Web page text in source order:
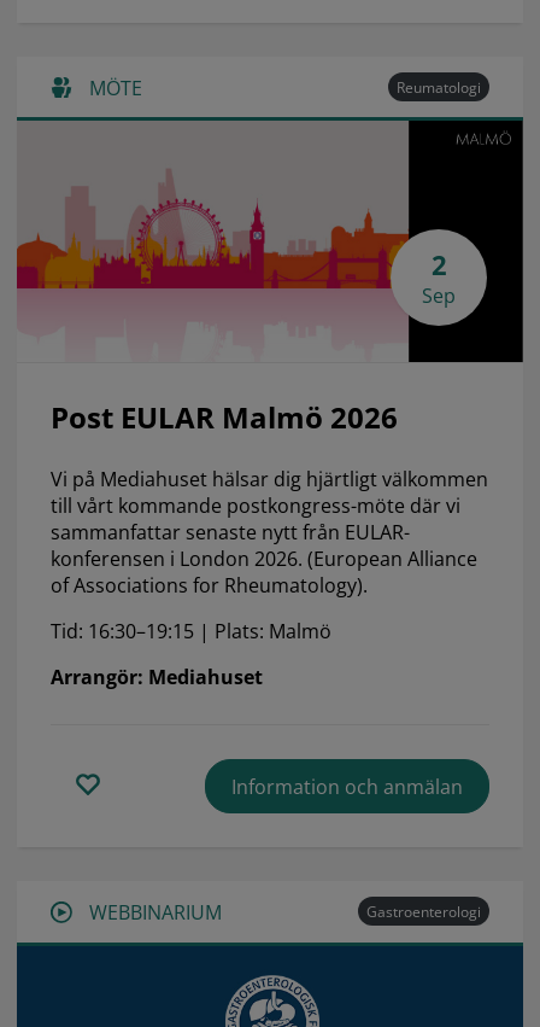
MÖTE Reumatologi
2
Sep
Post EULAR Malmö 2026
Vi på Mediahuset hälsar dig hjärtligt välkommen
till vårt kommande postkongress-möte där vi
sammanfattar senaste nytt från EULAR-
konferensen i London 2026. (European Alliance
of Associations for Rheumatology).
Tid: 16:30–19:15 | Plats: Malmö
Arrangör: Mediahuset
Information och anmälan
WEBBINARIUM Gastroenterologi